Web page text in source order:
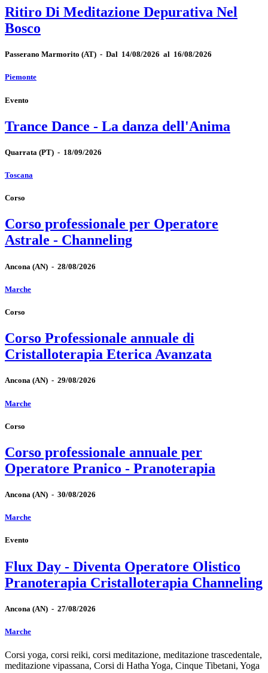
Ritiro Di Meditazione Depurativa Nel
Bosco
Passerano Marmorito (AT) - Dal 14/08/2026 al 16/08/2026
Piemonte
Evento
Trance Dance - La danza dell'Anima
Quarrata (PT) - 18/09/2026
Toscana
Corso
Corso professionale per Operatore
Astrale - Channeling
Ancona (AN) - 28/08/2026
Marche
Corso
Corso Professionale annuale di
Cristalloterapia Eterica Avanzata
Ancona (AN) - 29/08/2026
Marche
Corso
Corso professionale annuale per
Operatore Pranico - Pranoterapia
Ancona (AN) - 30/08/2026
Marche
Evento
Flux Day - Diventa Operatore Olistico
Pranoterapia Cristalloterapia Channeling
Ancona (AN) - 27/08/2026
Marche
Corsi yoga, corsi reiki, corsi meditazione, meditazione trascedentale,
meditazione vipassana, Corsi di Hatha Yoga, Cinque Tibetani, Yoga